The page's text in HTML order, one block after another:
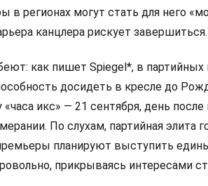
в регионах могут стать для него
канцлера рискует завершиться.
как пишет Spiegel*, в партийных
досидеть в кресле до
икс» — 21 сентября, день
По слухам, партийная элита
планируют выступить
прикрываясь интересами